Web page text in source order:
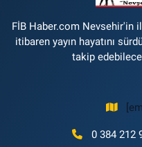
FİB Haber.com Nevsehir'in
itibaren yayın hayatını
takip
0 384 212